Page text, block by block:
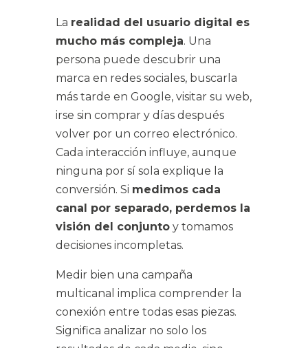
La realidad del usuario digital es
mucho más compleja. Una
persona puede descubrir una
marca en redes sociales, buscarla
más tarde en Google, visitar su web,
irse sin comprar y días después
volver por un correo electrónico.
Cada interacción influye, aunque
ninguna por sí sola explique la
conversión. Si medimos cada
canal por separado, perdemos la
visión del conjuntoy tomamos
decisiones incompletas.
Medir bien una campaña
multicanal implica comprender la
conexión entre todas esas piezas.
Significa analizar no solo los